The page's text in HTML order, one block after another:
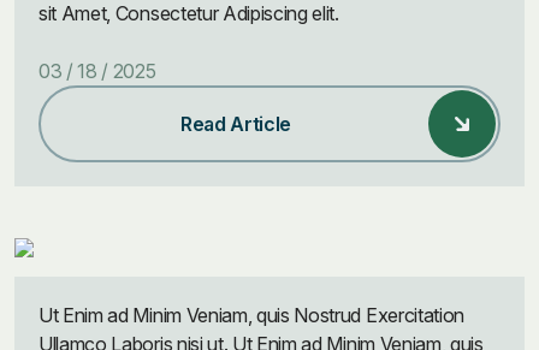
sit Amet, Consectetur Adipiscing elit.
03 / 18 / 2025
Read Article
Ut Enim ad Minim Veniam, quis Nostrud Exercitation
Ullamco Laboris nisi ut. Ut Enim ad Minim Veniam, quis